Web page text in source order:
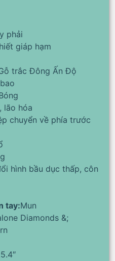
phải
giáp hạm
trắc Đông Ấn Độ
lão hóa
chuyển về phía trước
hình bầu dục thấp, côn
tay:Mun
Diamonds &;